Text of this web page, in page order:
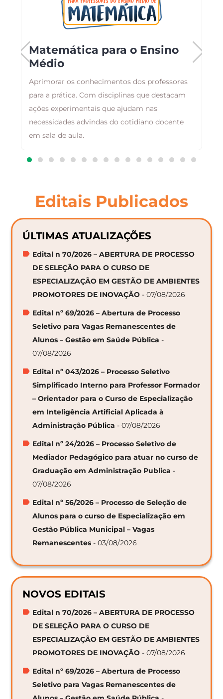
Matemática para o Ensino
Médio
Aprimorar os conhecimentos dos professores
para a prática. Com disciplinas que destacam
ações experimentais que ajudam nas
necessidades advindas do cotidiano docente
em sala de aula.
Editais Publicados
ÚLTIMAS ATUALIZAÇÕES
Edital n 70/2026 – ABERTURA DE PROCESSO
DE SELEÇÃO PARA O CURSO DE
ESPECIALIZAÇÃO EM GESTÃO DE AMBIENTES
PROMOTORES DE INOVAÇÃO - 07/08/2026
Edital nº 69/2026 – Abertura de Processo
Seletivo para Vagas Remanescentes de
Alunos – Gestão em Saúde Pública -
07/08/2026
Edital nº 043/2026 – Processo Seletivo
Simplificado Interno para Professor Formador
– Orientador para o Curso de Especialização
em Inteligência Artificial Aplicada à
Administração Pública - 07/08/2026
Edital nº 24/2026 – Processo Seletivo de
Mediador Pedagógico para atuar no curso de
Graduação em Administração Publica -
07/08/2026
Edital nº 56/2026 – Processo de Seleção de
Alunos para o curso de Especialização em
Gestão Pública Municipal – Vagas
Remanescentes - 03/08/2026
NOVOS EDITAIS
Edital n 70/2026 – ABERTURA DE PROCESSO
DE SELEÇÃO PARA O CURSO DE
ESPECIALIZAÇÃO EM GESTÃO DE AMBIENTES
PROMOTORES DE INOVAÇÃO - 07/08/2026
Edital nº 69/2026 – Abertura de Processo
Seletivo para Vagas Remanescentes de